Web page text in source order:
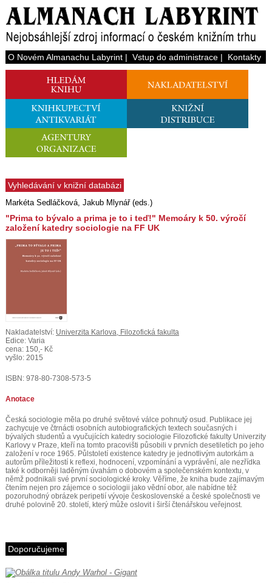
O Novém Almanachu Labyrint| Vstup do administrace| Kontakty
Vyhledávání v knižní databázi
Markéta Sedláčková, Jakub Mlynář (eds.)
"Prima to bývalo a prima je to i teď!" Memoáry k 50. výročí
založení katedry sociologie na FF UK
Nakladatelství: Univerzita Karlova, Filozofická fakulta
Edice: Varia
cena: 150,- Kč
vyšlo: 2015
ISBN: 978-80-7308-573-5
Anotace
Česká sociologie měla po druhé světové válce pohnutý osud. Publikace jej
zachycuje ve čtrnácti osobních autobiografických textech současných i
bývalých studentů a vyučujících katedry sociologie Filozofické fakulty Univerzity
Karlovy v Praze, kteří na tomto pracovišti působili v prvních desetiletích po jeho
založení v roce 1965. Půlstoletí existence katedry je jednotlivým autorkám a
autorům příležitostí k reflexi, hodnocení, vzpomínání a vyprávění, ale nezřídka
také k odborněji laděným úvahám o dobovém a společenském kontextu, v
němž podnikali své první sociologické kroky. Věříme, že kniha bude zajímavým
čtením nejen pro zájemce o sociologii jako vědní obor, ale nabídne též
pozoruhodný obrázek peripetií vývoje československé a české společnosti ve
druhé polovině 20. století, který může oslovit i širší čtenářskou veřejnost.
Doporučujeme